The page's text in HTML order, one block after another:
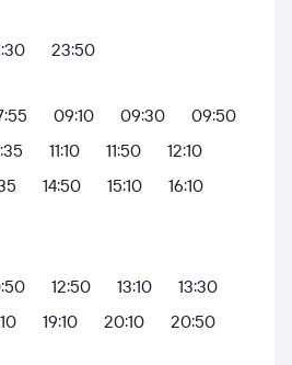
23:50
09:10 09:30
09:50
11:10 11:50
12:10
14:50 15:10
16:10
12:50 13:10
13:30
19:10 20:10
20:50